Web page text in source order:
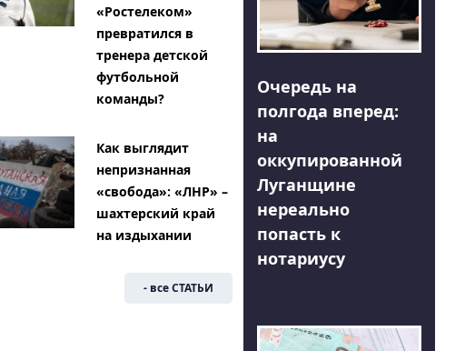
«Ростелеком»
превратился в
тренера детской
футбольной
команды?
Как выглядит
непризнанная
«свобода»: «ЛНР» –
шахтерский край
на издыхании
- все СТАТЬИ
Очередь на
полгода вперед:
на
оккупированной
Луганщине
нереально
попасть к
нотариусу